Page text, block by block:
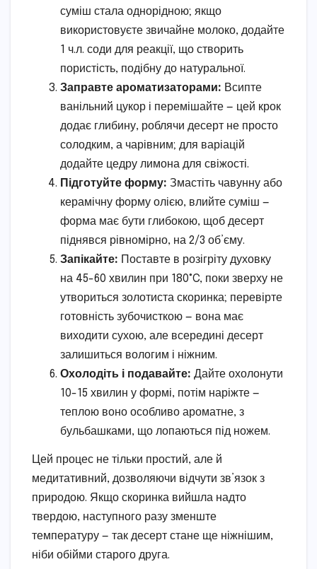
суміш стала однорідною; якщо
використовуєте звичайне молоко, додайте
1 ч.л. соди для реакції, що створить
пористість, подібну до натуральної.
Заправте ароматизаторами: Всипте
ванільний цукор і перемішайте — цей крок
додає глибину, роблячи десерт не просто
солодким, а чарівним; для варіацій
додайте цедру лимона для свіжості.
Підготуйте форму: Змастіть чавунну або
керамічну форму олією, влийте суміш —
форма має бути глибокою, щоб десерт
піднявся рівномірно, на 2/3 об’єму.
Запікайте: Поставте в розігріту духовку
на 45-60 хвилин при 180°C, поки зверху не
утвориться золотиста скоринка; перевірте
готовність зубочисткою — вона має
виходити сухою, але всередині десерт
залишиться вологим і ніжним.
Охолодіть і подавайте: Дайте охолонути
10-15 хвилин у формі, потім наріжте —
теплою воно особливо ароматне, з
бульбашками, що лопаються під ножем.
Цей процес не тільки простий, але й
медитативний, дозволяючи відчути зв’язок з
природою. Якщо скоринка вийшла надто
твердою, наступного разу зменште
температуру — так десерт стане ще ніжнішим,
ніби обійми старого друга.